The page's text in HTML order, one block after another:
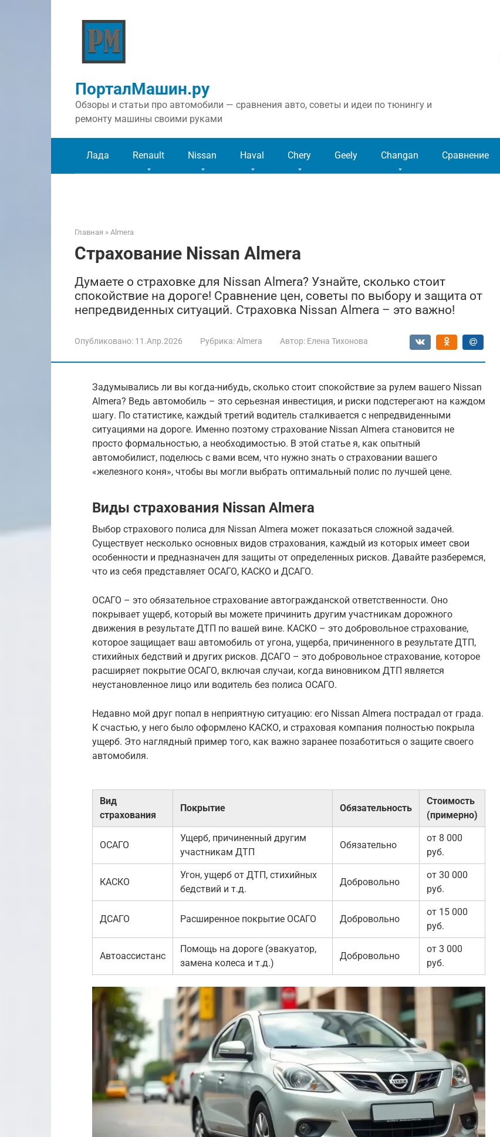
ПорталМашин.ру
Обзоры и статьи про автомобили — сравнения авто, советы и идеи по тюнингу и
ремонту машины своими руками
Лада Renault Nissan Haval Chery Geely Changan Сравнение
Главная » Almera
Страхование Nissan Almera
Думаете о страховке для Nissan Almera? Узнайте, сколько стоит
спокойствие на дороге! Сравнение цен, советы по выбору и защита от
непредвиденных ситуаций. Страховка Nissan Almera – это важно!
Опубликовано: 11.Апр.2026 Рубрика: Almera Автор: Елена Тихонова
Задумывались ли вы когда-нибудь, сколько стоит спокойствие за рулем вашего Nissan
Almera? Ведь автомобиль – это серьезная инвестиция, и риски подстерегают на каждом
шагу. По статистике, каждый третий водитель сталкивается с непредвиденными
ситуациями на дороге. Именно поэтому страхование Nissan Almera становится не
просто формальностью, а необходимостью. В этой статье я, как опытный
автомобилист, поделюсь с вами всем, что нужно знать о страховании вашего
«железного коня», чтобы вы могли выбрать оптимальный полис по лучшей цене.
Виды страхования Nissan Almera
Выбор страхового полиса для Nissan Almera может показаться сложной задачей.
Существует несколько основных видов страхования, каждый из которых имеет свои
особенности и предназначен для защиты от определенных рисков. Давайте разберемся,
что из себя представляет ОСАГО, КАСКО и ДСАГО.
ОСАГО – это обязательное страхование автогражданской ответственности. Оно
покрывает ущерб, который вы можете причинить другим участникам дорожного
движения в результате ДТП по вашей вине. КАСКО – это добровольное страхование,
которое защищает ваш автомобиль от угона, ущерба, причиненного в результате ДТП,
стихийных бедствий и других рисков. ДСАГО – это добровольное страхование, которое
расширяет покрытие ОСАГО, включая случаи, когда виновником ДТП является
неустановленное лицо или водитель без полиса ОСАГО.
Недавно мой друг попал в неприятную ситуацию: его Nissan Almera пострадал от града.
К счастью, у него было оформлено КАСКО, и страховая компания полностью покрыла
ущерб. Это наглядный пример того, как важно заранее позаботиться о защите своего
автомобиля.
Вид
страхования
Покрытие Обязательность
Стоимость
(примерно)
ОСАГО
Ущерб, причиненный другим
участникам ДТП
Обязательно
от 8 000
руб.
КАСКО
Угон, ущерб от ДТП, стихийных
бедствий и т.д.
Добровольно
от 30 000
руб.
ДСАГО Расширенное покрытие ОСАГО Добровольно
от 15 000
руб.
Автоассистанс
Помощь на дороге (эвакуатор,
замена колеса и т.д.)
Добровольно
от 3 000
руб.